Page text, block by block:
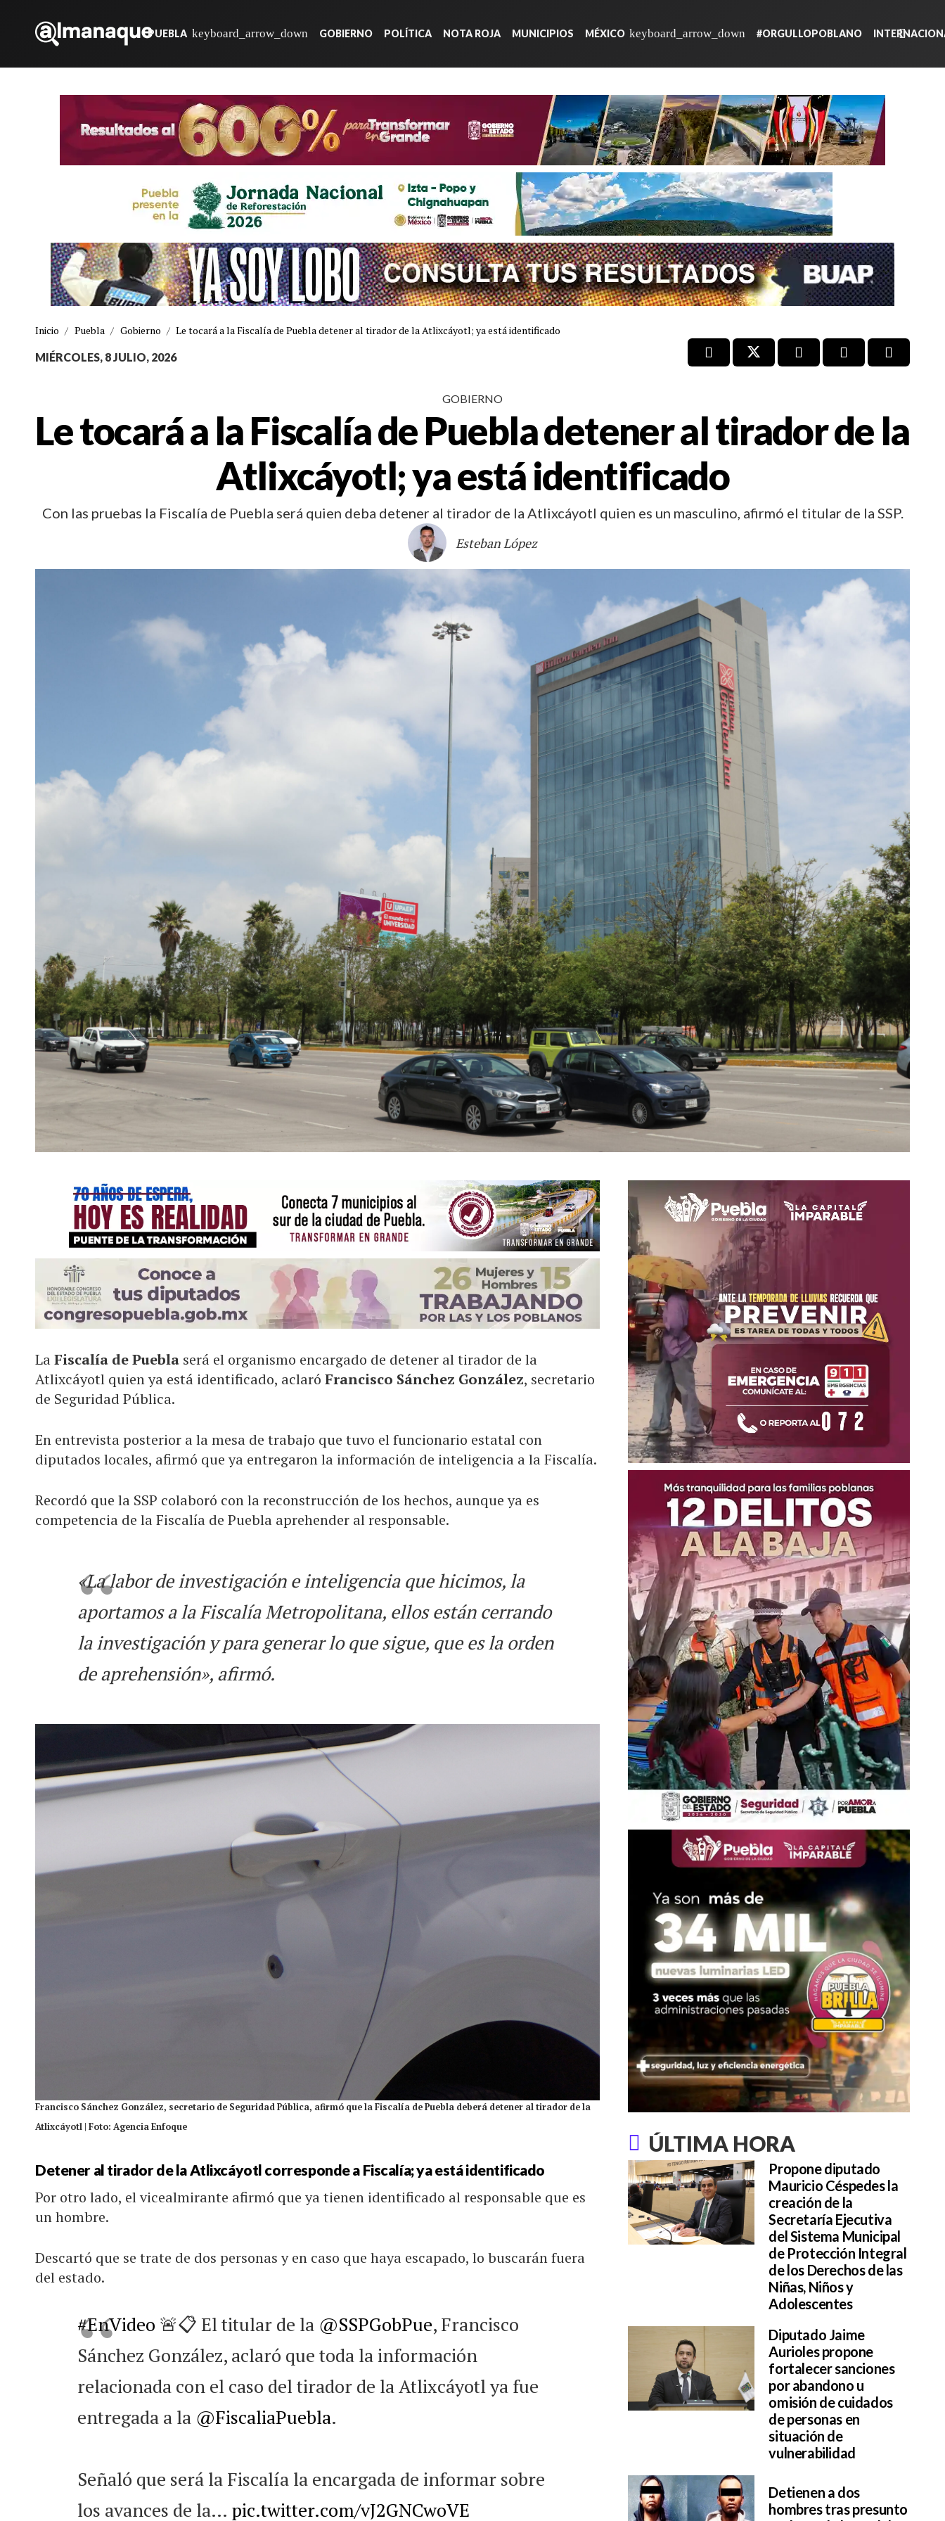
PUEBLA GOBIERNO POLÍTICA NOTA ROJA MUNICIPIOS MÉXICO #ORGULLOPOBLANO
Inicio / Puebla / Gobierno / Le tocará a la Fiscalía de Puebla detener al tirador de la Atlixcáyotl; ya está identificado
MIÉRCOLES, 8 JULIO, 2026
GOBIERNO
Le tocará a la Fiscalía de Puebla detener al tirador de la
Atlixcáyotl; ya está identificado
Con las pruebas la Fiscalía de Puebla será quien deba detener al tirador de la Atlixcáyotl quien es un masculino, afirmó el titular de la SSP.
Esteban López
LaFiscalía de Puebla será el organismo encargado de detener al tirador de la
Atlixcáyotl quien ya está identificado, aclaró Francisco Sánchez González, secretario
de Seguridad Pública.
En entrevista posterior a la mesa de trabajo que tuvo el funcionario estatal con
diputados locales, afirmó que ya entregaron la información de inteligencia a la Fiscalía.
Recordó que la SSP colaboró con la reconstrucción de los hechos, aunque ya es
competencia de la Fiscalía de Puebla aprehender al responsable.
«La labor de investigación e inteligencia que hicimos, la
aportamos a la Fiscalía Metropolitana, ellos están cerrando
la investigación y para generar lo que sigue, que es la orden
de aprehensión», afirmó.
Francisco Sánchez González, secretario de Seguridad Pública, afirmó que la Fiscalía de Puebla deberá detener al tirador de la
Atlixcáyotl | Foto: Agencia Enfoque
Detener al tirador de la Atlixcáyotl corresponde a Fiscalía; ya está identificado
Por otro lado, el vicealmirante afirmó que ya tienen identificado al responsable que es
un hombre.
Descartó que se trate de dos personas y en caso que haya escapado, lo buscarán fuera
del estado.
#EnVideo 🚨📋 El titular de la @SSPGobPue, Francisco
Sánchez González, aclaró que toda la información
relacionada con el caso del tirador de la Atlixcáyotl ya fue
entregada a la @FiscaliaPuebla.
Señaló que será la Fiscalía la encargada de informar sobre
los avances de la… pic.twitter.com/vJ2GNCwoVE
ÚLTIMA HORA
Propone diputado
Mauricio Céspedes la
creación de la
Secretaría Ejecutiva
del Sistema Municipal
de Protección Integral
de los Derechos de las
Niñas, Niños y
Adolescentes
Diputado Jaime
Aurioles propone
fortalecer sanciones
por abandono u
omisión de cuidados
de personas en
situación de
vulnerabilidad
Detienen a dos
hombres tras presunto